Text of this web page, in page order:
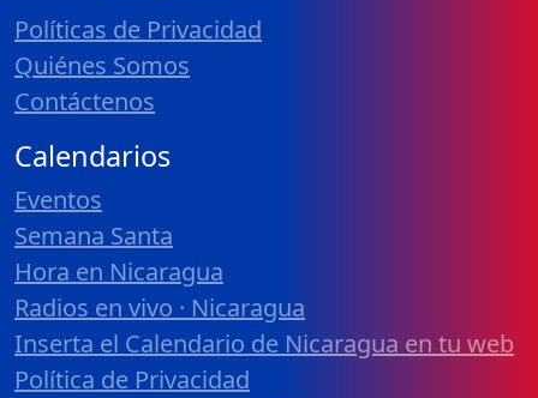
Políticas de Privacidad
Quiénes Somos
Contáctenos
Calendarios
Eventos
Semana Santa
Hora en Nicaragua
Radios en vivo · Nicaragua
Inserta el Calendario de Nicaragua en tu web
Política de Privacidad